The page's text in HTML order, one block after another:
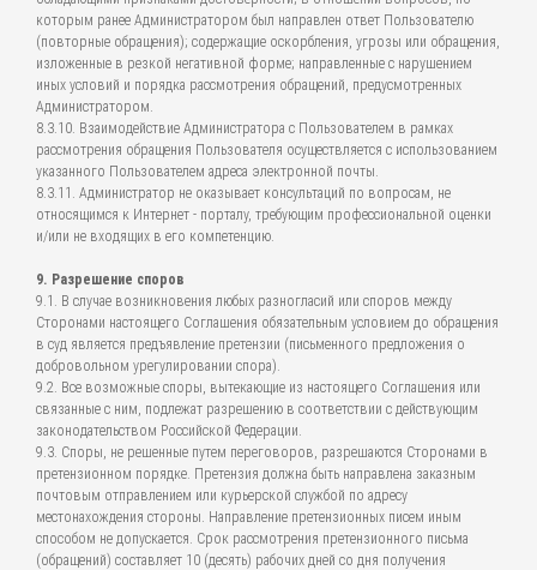
которым ранее Администратором был направлен ответ Пользователю
(повторные обращения); содержащие оскорбления, угрозы или обращения,
изложенные в резкой негативной форме; направленные с нарушением
иных условий и порядка рассмотрения обращений, предусмотренных
Администратором.
8.3.10. Взаимодействие Администратора с Пользователем в рамках
рассмотрения обращения Пользователя осуществляется с использованием
указанного Пользователем адреса электронной почты.
8.3.11. Администратор не оказывает консультаций по вопросам, не
относящимся к Интернет - порталу, требующим профессиональной оценки
и/или не входящих в его компетенцию.
9. Разрешение споров
9.1. В случае возникновения любых разногласий или споров между
Сторонами настоящего Соглашения обязательным условием до обращения
в суд является предъявление претензии (письменного предложения о
добровольном урегулировании спора).
9.2. Все возможные споры, вытекающие из настоящего Соглашения или
связанные с ним, подлежат разрешению в соответствии с действующим
законодательством Российской Федерации.
9.3. Споры, не решенные путем переговоров, разрешаются Сторонами в
претензионном порядке. Претензия должна быть направлена заказным
почтовым отправлением или курьерской службой по адресу
местонахождения стороны. Направление претензионных писем иным
способом не допускается. Срок рассмотрения претензионного письма
(обращений) составляет 10 (десять) рабочих дней со дня получения